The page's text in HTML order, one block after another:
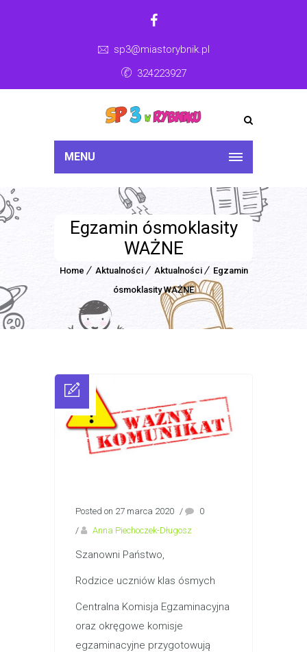
sp3@miastorybnik.pl
324223927
MENU
Egzamin ósmoklasity
WAŻNE
Home Aktualności Aktualności
Egzamin
ósmoklasity WAŻNE
Posted on 27 marca 2020 /
0
/
Anna Piechoczek-Długosz
Szanowni Państwo,
Rodzice uczniów klas ósmych
Centralna Komisja Egzaminacyjna
oraz okręgowe komisje
egzaminacyjne przygotowują